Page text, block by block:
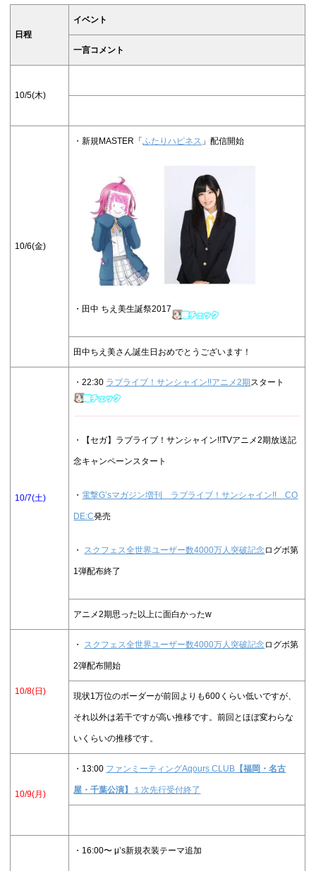
日程
イベント
一言コメント
10/5(木)
10/6(金)
・新規MASTER「ふたりハピネス 」配信開始
・田中 ちえ美生誕祭2017
田中ちえ美さん誕生日おめでとうございます！
10/7(土)
・22:30 ラブライブ！サンシャイン!!アニメ2期 スタート
・【セガ】ラブライブ！サンシャイン!!TVアニメ2期放送記
念キャンペーンスタート
・ 電撃G’sマガジン増刊 ラブライブ！サンシャイン!! CO
DE:C発売
・ スクフェス全世界ユーザー数4000万人突破記念ログボ第
1弾配布終了
アニメ2期思った以上に面白かったw
10/8(日)
・ スクフェス全世界ユーザー数4000万人突破記念ログボ第
2弾配布開始
現状1万位のボーダーが前回よりも600くらい低いですが、
それ以外は若干ですが高い推移です。前回とほぼ変わらな
いくらいの推移です。
10/9(月)
・13:00 ファンミーティングAqours CLUB 【福岡・名古
屋・千葉公演】 １次先行受付終了
・16:00〜 μ’s新規衣装テーマ追加